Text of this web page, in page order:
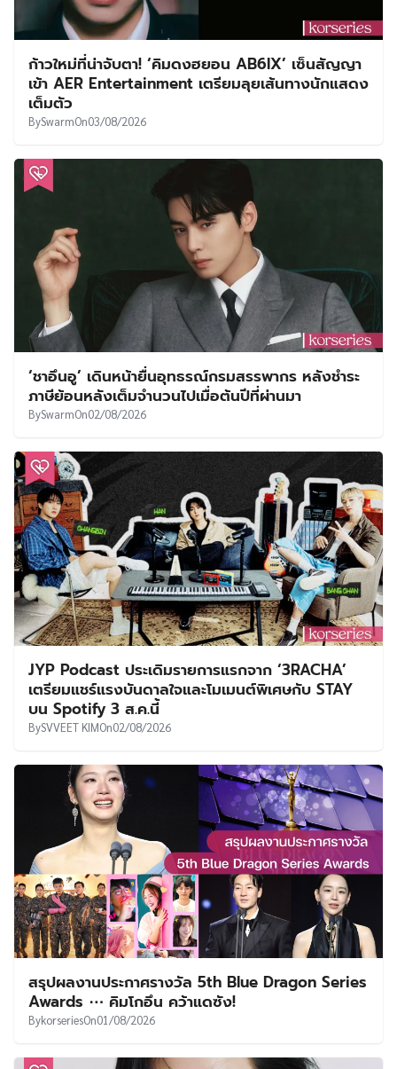
ก้าวใหม่ที่น่าจับตา! ‘คิมดงฮยอน AB6IX’ เซ็นสัญญา
เข้า AER Entertainment เตรียมลุยเส้นทางนักแสดง
เต็มตัว
BySwarmOn03/08/2026
‘ชาอึนอู’ เดินหน้ายื่นอุทธรณ์กรมสรรพากร หลังชำระ
ภาษีย้อนหลังเต็มจำนวนไปเมื่อต้นปีที่ผ่านมา
BySwarmOn02/08/2026
JYP Podcast ประเดิมรายการแรกจาก ‘3RACHA’
เตรียมแชร์แรงบันดาลใจและโมเมนต์พิเศษกับ STAY
บน Spotify 3 ส.ค.นี้
BySVVEET KIMOn02/08/2026
สรุปผลงานประกาศรางวัล 5th Blue Dragon Series
Awards ⋯ คิมโกอึน คว้าแดซัง!
BykorseriesOn01/08/2026